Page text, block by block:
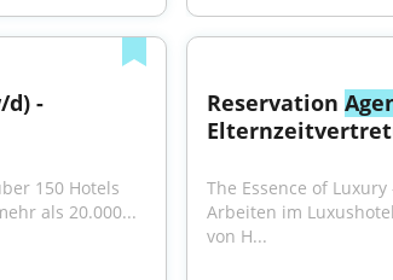
d) -
150 Hotels
als 20.000...
Reservation
The Essence of
Arbeiten im
von H...